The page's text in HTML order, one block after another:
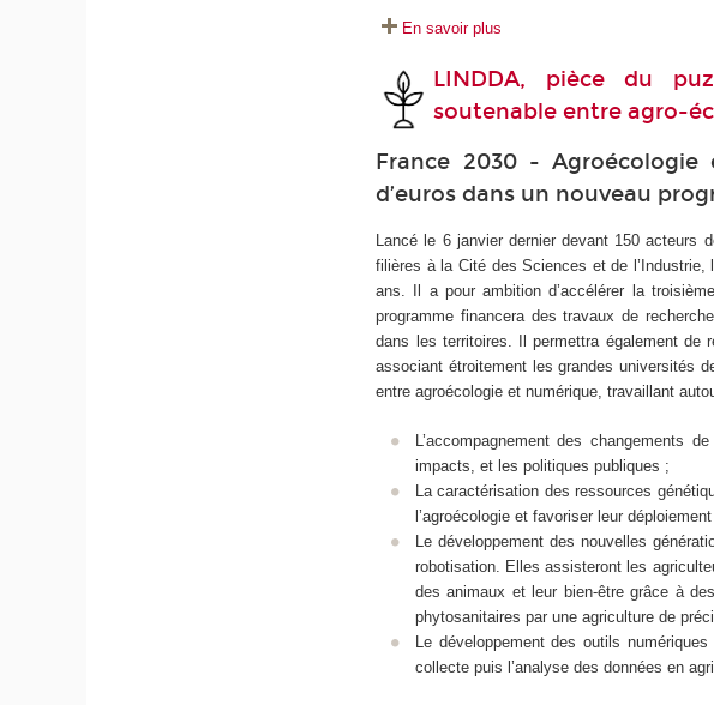
En savoir plus
LINDDA, pièce du
soutenable entre agro-
France 2030 -
d’euros dans un nouveau
Lancé le 6 janvier dernier devant 150 acteurs
filières à la Cité des Sciences et de
ans. Il a pour ambition d’accélérer la
programme financera des travaux de
dans les territoires. Il permettra également de
associant étroitement les grandes universités
entre agroécologie et numérique, travaillant
L’accompagnement des changements
impacts, et les politiques publiques ;
La caractérisation des ressources
l’agroécologie et favoriser leur déploiement
Le développement des nouvelles
robotisation. Elles assisteront les
des animaux et leur bien-être grâce à
phytosanitaires par une agriculture de
Le développement des outils
collecte puis l’analyse des données en